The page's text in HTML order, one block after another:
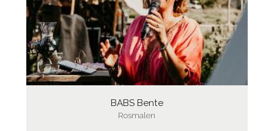
BABS Bente
Rosmalen